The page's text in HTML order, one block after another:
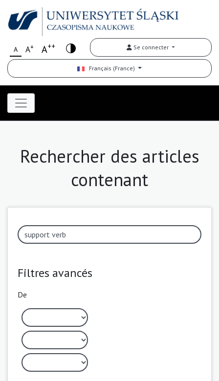
A A+ A++ Se connecter
Français (France)
Rechercher des articles
contenant
Filtres avancés
De